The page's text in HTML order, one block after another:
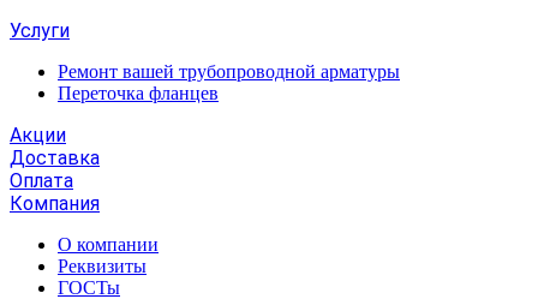
Услуги
Ремонт вашей трубопроводной арматуры
Переточка фланцев
Акции
Доставка
Оплата
Компания
О компании
Реквизиты
ГОСТы